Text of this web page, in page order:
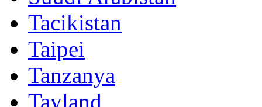
Tacikistan
Taipei
Tanzanya
Tayland